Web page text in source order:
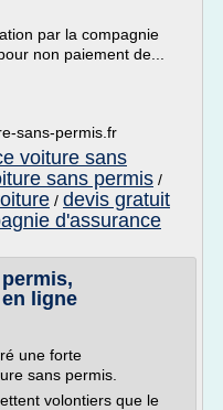
par la compagnie
non paiement de...
sans-permis.fr
voiture sans
sans permis /
/ devis gratuit
d'assurance
ligne
une forte
sans permis.
volontiers que le